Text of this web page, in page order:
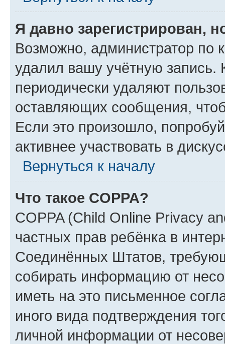
Я давно зарегистрирован,
Возможно, администратор по
удалил вашу учётную запись.
периодически удаляют
оставляющих сообщения,
Если это произошло,
активнее участвовать в
Вернуться к началу
Что такое COPPA?
COPPA (Child Online Privacy
частных прав ребёнка в
Соединённых Штатов,
собирать информацию от
иметь на это письменное
иного вида подтверждения
личной информации от